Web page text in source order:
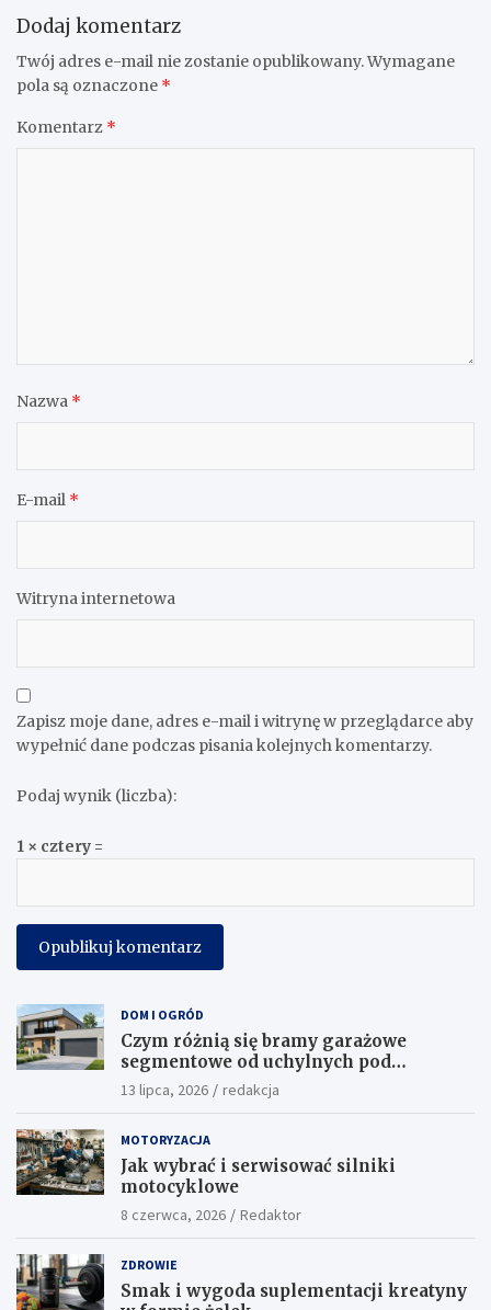
Dodaj komentarz
Twój adres e-mail nie zostanie opublikowany.Wymagane
pola są oznaczone *
Komentarz *
Nazwa *
E-mail *
Witryna internetowa
Zapisz moje dane, adres e-mail i witrynę w przeglądarce aby
wypełnić dane podczas pisania kolejnych komentarzy.
Podaj wynik (liczba):
1 × cztery =
DOM I OGRÓD
Czym różnią się bramy garażowe
segmentowe od uchylnych pod
względem funkcjonalności?
13 lipca, 2026 redakcja
MOTORYZACJA
Jak wybrać i serwisować silniki
motocyklowe
8 czerwca, 2026 Redaktor
ZDROWIE
Smak i wygoda suplementacji kreatyny